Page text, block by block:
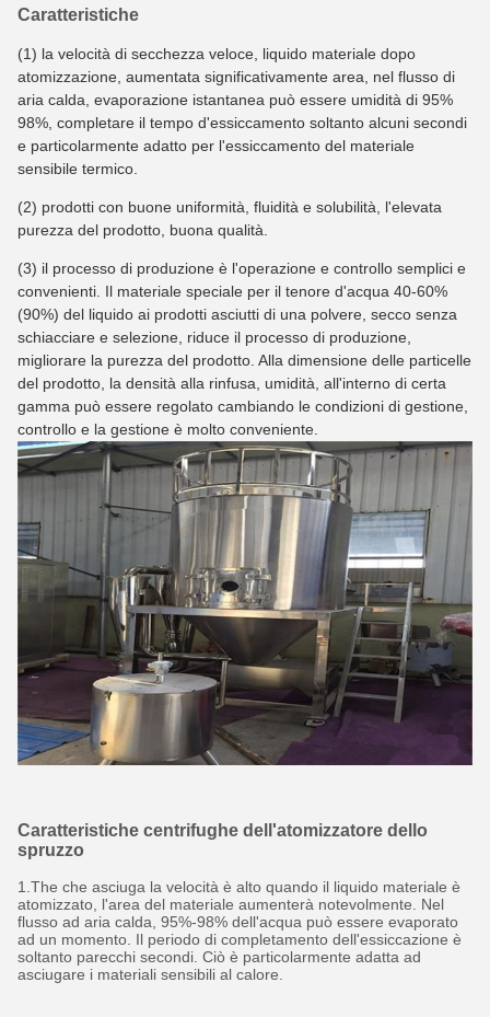
Caratteristiche
(1) la velocità di secchezza veloce, liquido materiale dopo
atomizzazione, aumentata significativamente area, nel flusso di
aria calda, evaporazione istantanea può essere umidità di 95%
98%, completare il tempo d'essiccamento soltanto alcuni secondi
e particolarmente adatto per l'essiccamento del materiale
sensibile termico.
(2) prodotti con buone uniformità, fluidità e solubilità, l'elevata
purezza del prodotto, buona qualità.
(3) il processo di produzione è l'operazione e controllo semplici e
convenienti. Il materiale speciale per il tenore d'acqua 40-60%
(90%) del liquido ai prodotti asciutti di una polvere, secco senza
schiacciare e selezione, riduce il processo di produzione,
migliorare la purezza del prodotto. Alla dimensione delle particelle
del prodotto, la densità alla rinfusa, umidità, all'interno di certa
gamma può essere regolato cambiando le condizioni di gestione,
controllo e la gestione è molto conveniente.
Caratteristiche centrifughe dell'atomizzatore dello
spruzzo
1.The che asciuga la velocità è alto quando il liquido materiale è
atomizzato, l'area del materiale aumenterà notevolmente. Nel
flusso ad aria calda, 95%-98% dell'acqua può essere evaporato
ad un momento. Il periodo di completamento dell'essiccazione è
soltanto parecchi secondi. Ciò è particolarmente adatta ad
asciugare i materiali sensibili al calore.